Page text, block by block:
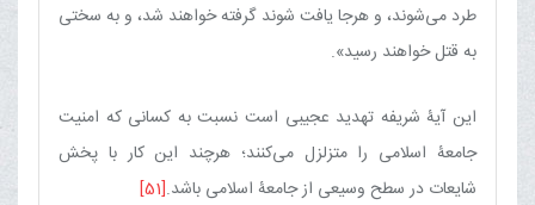
طرد می‌شوند، و هرجا یافت شوند گرفته خواهند شد، و به سختی
به قتل خواهند رسید».
این آیۀ شریفه تهدید عجیبی است نسبت به کسانی که امنیت
جامعۀ اسلامی را متزلزل می‌کنند؛ هرچند این کار با پخش
شایعات در سطح وسیعی از جامعۀ اسلامی باشد.[51]